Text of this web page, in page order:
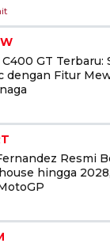
GT
dengan Fitur
Resmi
hingga